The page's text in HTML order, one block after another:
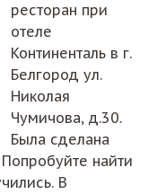
ресторан при
отеле
Континенталь в г.
Белгород ул.
Николая
Чумичова, д.30.
Была сделана
найти
В